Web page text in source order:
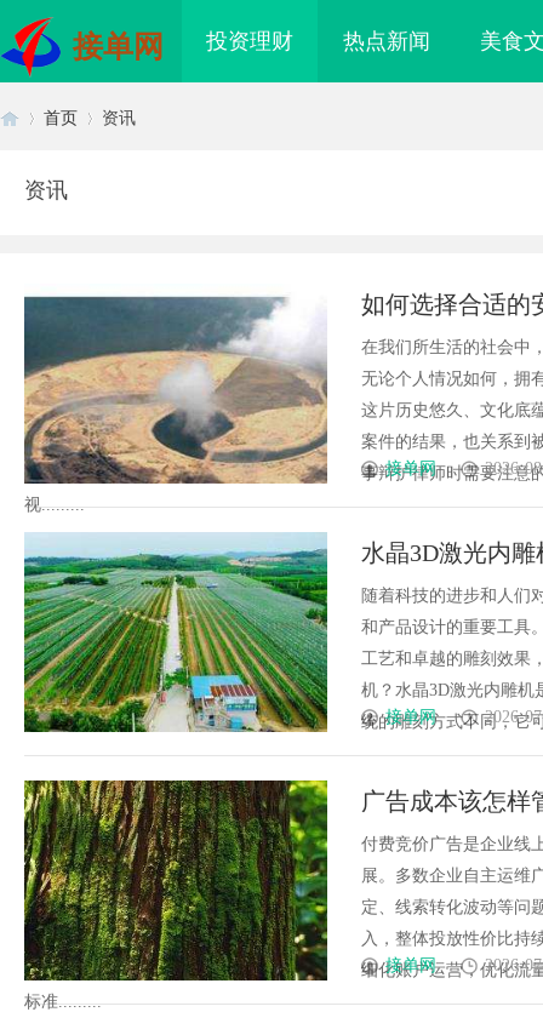
接单网 投资理财 热点新闻 美食
首页 资讯
资讯
如何选择合适的
在我们所生活的社会中
无论个人情况如何，拥
这片历史悠久、文化底
案件的结果，也关系到
事辩护律师时需要注意
视.........
接单网 2026-
水晶3D激光内
随着科技的进步和人们
和产品设计的重要工具
工艺和卓越的雕刻效果
机？水晶3D激光内雕机
统的雕刻方式不同，它
接单网 2026-
广告成本该怎样
付费竞价广告是企业线
展。多数企业自主运维
定、线索转化波动等问
入，整体投放性价比持
细化账户运营，优化流
标准.........
接单网 2026-
配眼镜 购买商标：企业品牌布局的关键